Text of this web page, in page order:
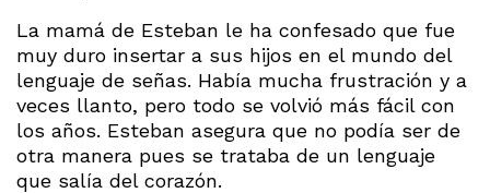
La mamá de Esteban le ha confesado que fue
muy duro insertar a sus hijos en el mundo del
lenguaje de señas. Había mucha frustración y a
veces llanto, pero todo se volvió más fácil con
los años. Esteban asegura que no podía ser de
otra manera pues se trataba de un lenguaje
que salía del corazón.